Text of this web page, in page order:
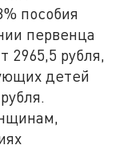
пособия
первенца
2965,5 рубля,
детей